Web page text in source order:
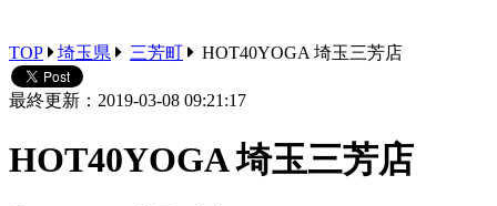
TOP 埼玉県 三芳町 HOT40YOGA 埼玉三芳店
最終更新：2019-03-08 09:21:17
HOT40YOGA 埼玉三芳店